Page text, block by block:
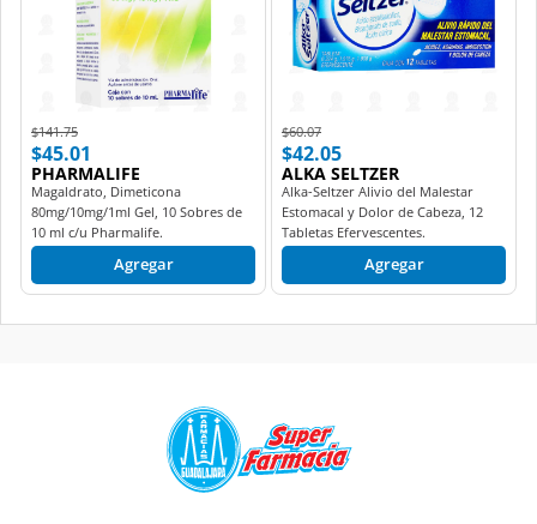
Price reduced from
$141.75to
$45.01
PHARMALIFE
Magaldrato, Dimeticona
80mg/10mg/1ml Gel, 10 Sobres de
10 ml c/u Pharmalife.
Agregar
Price reduced from
$60.07to
$42.05
ALKA SELTZER
Alka-Seltzer Alivio del Malestar
Estomacal y Dolor de Cabeza, 12
Tabletas Efervescentes.
Agregar